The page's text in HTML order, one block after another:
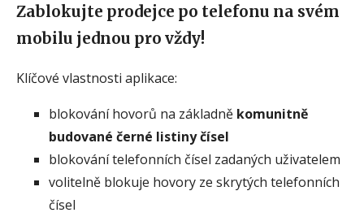
Zablokujte prodejce po telefonu na svém
mobilu jednou pro vždy!
Klíčové vlastnosti aplikace:
blokování hovorů na základně komunitně
budované černé listiny čísel
blokování telefonních čísel zadaných uživatelem
volitelně blokuje hovory ze skrytých telefonních
čísel